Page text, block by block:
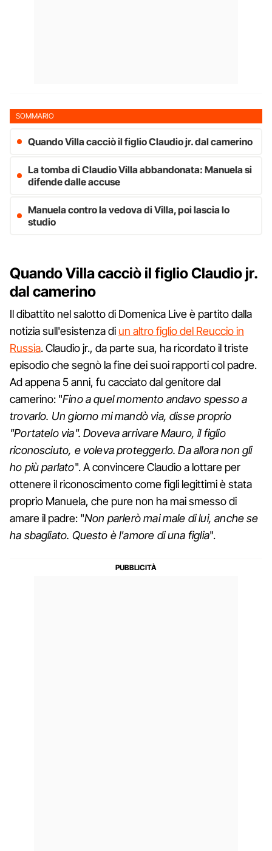
SOMMARIO
Quando Villa cacciò il figlio Claudio jr. dal camerino
La tomba di Claudio Villa abbandonata: Manuela si
difende dalle accuse
Manuela contro la vedova di Villa, poi lascia lo
studio
Quando Villa cacciò il figlio Claudio jr.
dal camerino
Il dibattito nel salotto di Domenica Live è partito dalla
notizia sull'esistenza di un altro figlio del Reuccio in
Russia. Claudio jr., da parte sua, ha ricordato il triste
episodio che segnò la fine dei suoi rapporti col padre.
Ad appena 5 anni, fu cacciato dal genitore dal
camerino: "Fino a quel momento andavo spesso a
trovarlo. Un giorno mi mandò via, disse proprio
"Portatelo via". Doveva arrivare Mauro, il figlio
riconosciuto, e voleva proteggerlo. Da allora non gli
ho più parlato". A convincere Claudio a lottare per
ottenere il riconoscimento come figli legittimi è stata
proprio Manuela, che pure non ha mai smesso di
amare il padre: "Non parlerò mai male di lui, anche se
ha sbagliato. Questo è l'amore di una figlia".